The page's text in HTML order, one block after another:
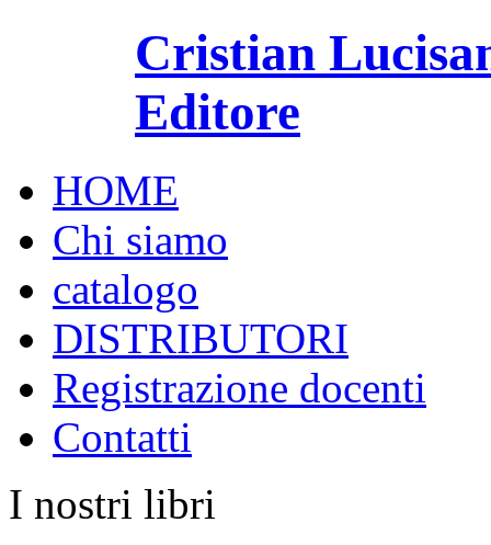
Cristian
Editore
HOME
Chi siamo
catalogo
DISTRIBUTORI
Registrazione docenti
Contatti
I nostri libri